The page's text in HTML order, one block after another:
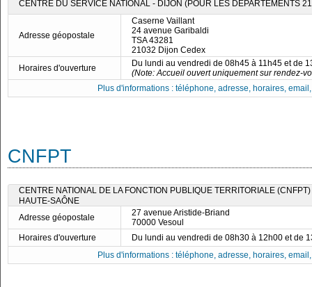
CENTRE DU SERVICE NATIONAL - DIJON (POUR LES DÉPARTEMENTS
Adresse géopostale
Caserne Vaillant
24 avenue Garibaldi
TSA 43281
21032 Dijon Cedex
Horaires d'ouverture
Du lundi au vendredi de 08h45 à 11h45 et de
(Note: Accueil ouvert uniquement sur rendez-
Plus d'informations : téléphone, adresse, horaires,
CNFPT
CENTRE NATIONAL DE LA FONCTION PUBLIQUE TERRITORIALE
HAUTE-SAÔNE
Adresse géopostale
27 avenue Aristide-Briand
70000 Vesoul
Horaires d'ouverture
Du lundi au vendredi de 08h30 à 12h00 et de
Plus d'informations : téléphone, adresse, horaires,